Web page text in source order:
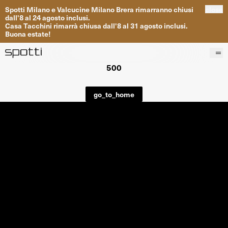
Spotti MilanoeValcucine Milano Brera rimarrannochiusi
dall'8al 24agosto inclusi.
Casa Tacchini rimarrà chiusa dall'8al 31 agosto inclusi.
Buona estate!
Progetti
500
go_to_home